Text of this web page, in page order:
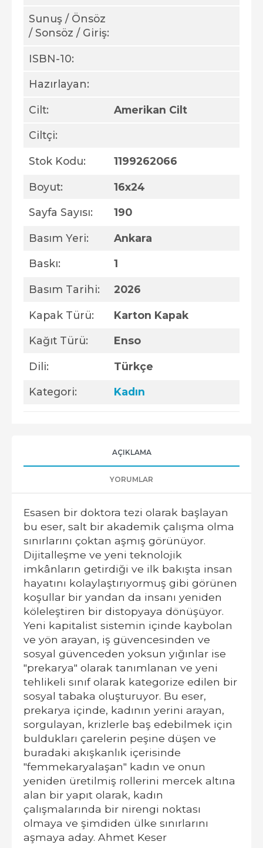
Sunuş / Önsöz
/ Sonsöz / Giriş:
ISBN-10:
Hazırlayan:
Cilt: Amerikan Cilt
Ciltçi:
Stok Kodu: 1199262066
Boyut: 16x24
Sayfa Sayısı: 190
Basım Yeri: Ankara
Baskı: 1
Basım Tarihi: 2026
Kapak Türü: Karton Kapak
Kağıt Türü: Enso
Dili: Türkçe
Kategori: Kadın
AÇIKLAMA
YORUMLAR
Esasen bir doktora tezi olarak başlayan
bu eser, salt bir akademik çalışma olma
sınırlarını çoktan aşmış görünüyor.
Dijitalleşme ve yeni teknolojik
imkânların getirdiği ve ilk bakışta insan
hayatını kolaylaştırıyormuş gibi görünen
koşullar bir yandan da insanı yeniden
köleleştiren bir distopyaya dönüşüyor.
Yeni kapitalist sistemin içinde kaybolan
ve yön arayan, iş güvencesinden ve
sosyal güvenceden yoksun yığınlar ise
"prekarya" olarak tanımlanan ve yeni
tehlikeli sınıf olarak kategorize edilen bir
sosyal tabaka oluşturuyor. Bu eser,
prekarya içinde, kadının yerini arayan,
sorgulayan, krizlerle baş edebilmek için
buldukları çarelerin peşine düşen ve
buradaki akışkanlık içerisinde
"femmekaryalaşan" kadın ve onun
yeniden üretilmiş rollerini mercek altına
alan bir yapıt olarak, kadın
çalışmalarında bir nirengi noktası
olmaya ve şimdiden ülke sınırlarını
aşmaya aday. Ahmet Keser